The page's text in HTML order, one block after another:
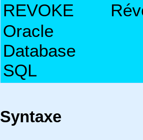
REVOKE
Oracle
Database
SQL
Syntaxe